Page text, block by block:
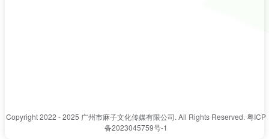
Copyright 2022 - 2025 广州市麻子文化传媒有限公司. All Rights Reserved. 粤ICP
备2023045759号-1